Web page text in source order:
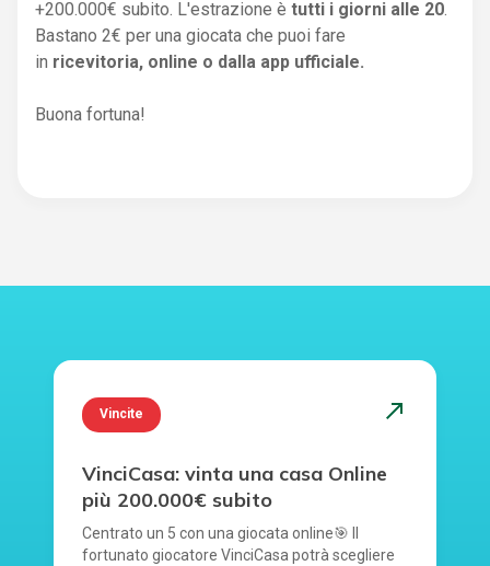
+200.000€ subito. L'estrazione è tutti i giorni alle 20.
Bastano 2€ per una giocata che puoi fare
in ricevitoria, online o dalla app ufficiale.
Buona fortuna!
Vincite north_east
VinciCasa: vinta una casa Online
più 200.000€ subito
Centrato un 5 con una giocata online🎯 Il
fortunato giocatore VinciCasa potrà scegliere